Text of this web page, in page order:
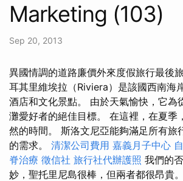
Marketing (103)
Sep 20, 2013
異國情調的道路廉價外來度假旅行最後
耳其里維埃拉（Riviera）是該國西南海
酒店和文化景點。 由於天氣愉快，它為
灘愛好者的絕佳目標。 在這裡，在夏季
然的時間。 斯洛文尼亞能夠滿足所有旅
的需求。 清潔公司費用 嘉義月子中心
脊治療 徵信社 旅行社代辦護照 我們的
妙，聖托里尼島很棒，但兩者都很昂貴。